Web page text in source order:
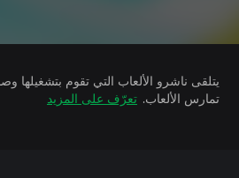
تمارس الألعاب. تعرّف على المزيد